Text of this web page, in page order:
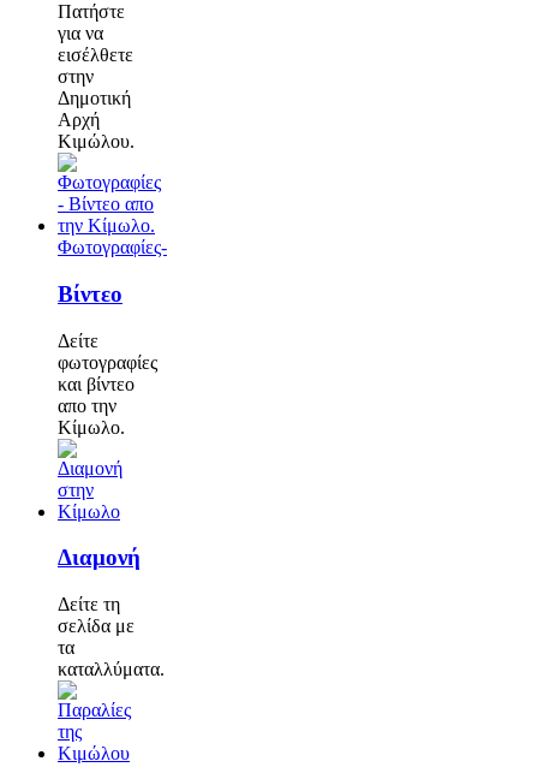
Πατήστε
για να
εισέλθετε
στην
Δημοτική
Αρχή
Κιμώλου.
Φωτογραφίες-
Βίντεο
Δείτε
φωτογραφίες
και βίντεο
απο την
Κίμωλο.
Διαμονή
Δείτε τη
σελίδα με
τα
καταλλύματα.